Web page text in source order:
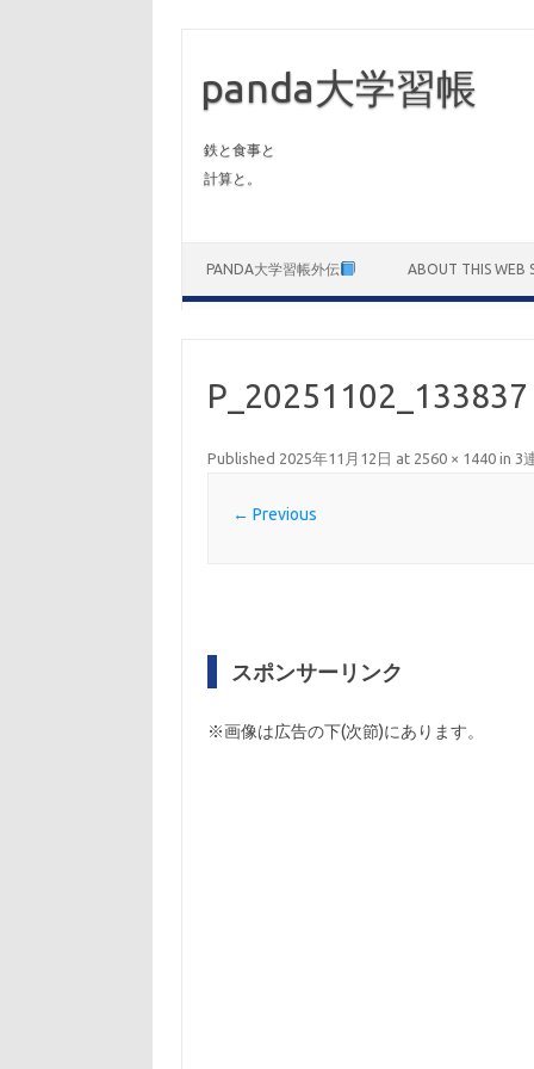
panda大学習帳
鉄と食事と
計算と。
PANDA大学習帳外伝 ABOUT THIS WEB
P_20251102_133837
Published 2025年11月12日 at 2560 × 1440in 3
← Previous
スポンサーリンク
※画像は広告の下(次節)にあります。